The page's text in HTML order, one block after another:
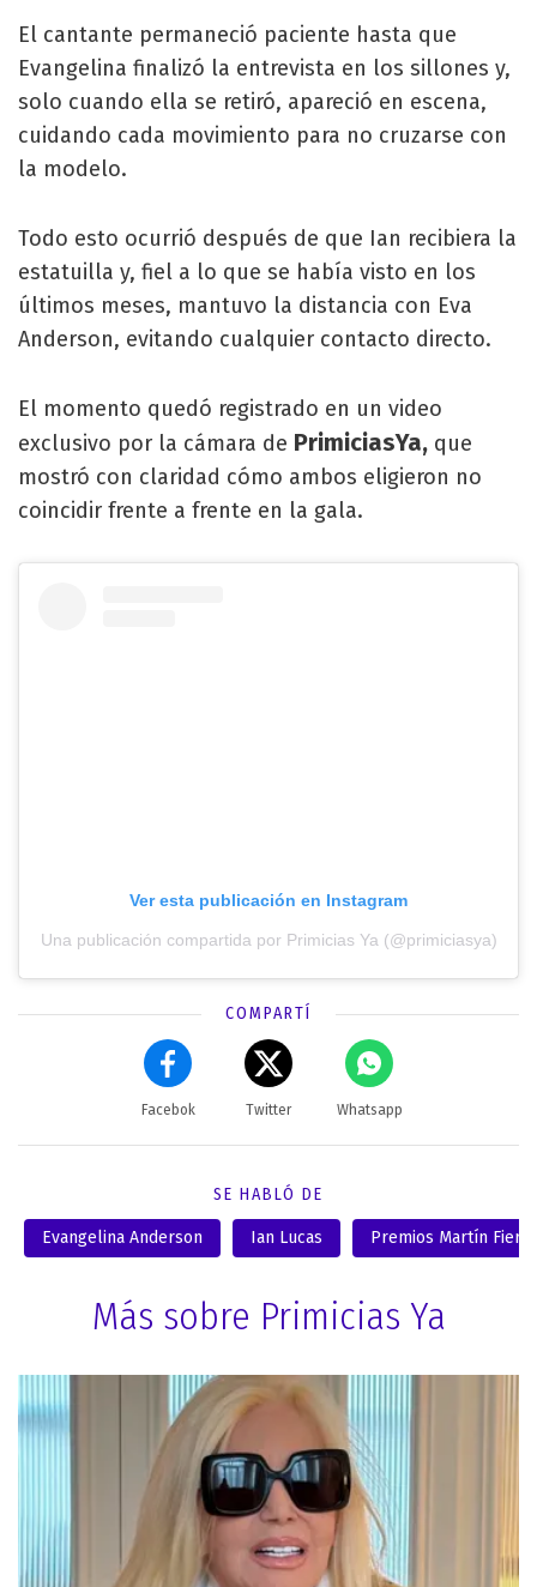
El cantante permaneció paciente hasta que
Evangelina finalizó la entrevista en los sillones y,
solo cuando ella se retiró, apareció en escena,
cuidando cada movimiento para no cruzarse con
la modelo.
Todo esto ocurrió después de que Ian recibiera la
estatuilla y, fiel a lo que se había visto en los
últimos meses, mantuvo la distancia con Eva
Anderson, evitando cualquier contacto directo.
El momento quedó registrado en un video
exclusivo por la cámara de PrimiciasYa, que
mostró con claridad cómo ambos eligieron no
coincidir frente a frente en la gala.
Ver esta publicación en Instagram
Una publicación compartida por Primicias Ya (@primiciasya)
COMPARTÍ
Facebok Twitter Whatsapp
SE HABLÓ DE
Evangelina Anderson Ian Lucas Premios Martín Fierro
Más sobre Primicias Ya